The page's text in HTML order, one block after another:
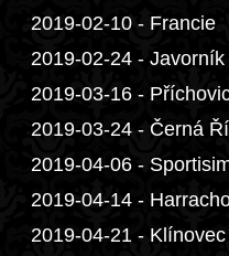
2019-02-10 - Francie
2019-02-24 -
2019-03-16 -
2019-03-24 - Černá
2019-04-06 -
2019-04-14 -
2019-04-21 - Klínovec